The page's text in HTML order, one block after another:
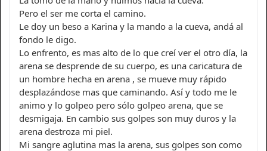
Pero el ser me corta el camino.
Le doy un beso a Karina y la mando a la cueva, andá al
fondo le digo.
Lo enfrento, es mas alto de lo que creí ver el otro día, la
arena se desprende de su cuerpo, es una caricatura de
un hombre hecha en arena , se mueve muy rápido
desplazándose mas que caminando. Así y todo me le
animo y lo golpeo pero sólo golpeo arena, que se
desmigaja. En cambio sus golpes son muy duros y la
arena destroza mi piel.
Mi sangre aglutina mas la arena, sus golpes son como